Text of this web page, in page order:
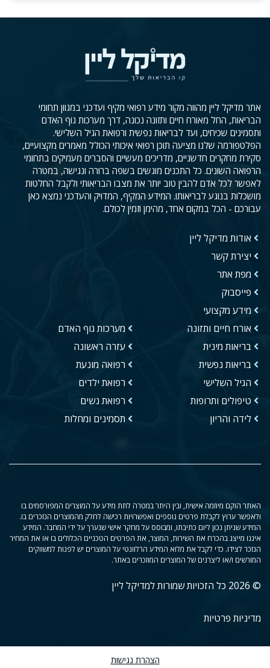
אתר מדיקל ליין מהווה מקור מידע רפואי מקיף ועדכני במגוון תחומי
הבריאות, החל מאורח חיים ותזונה נכונה, דרך מערכות גוף האדם
ותסמינים שכיחים, ועד לבריאות נפשית ורפואת הגיל השלישי.
הפלטפורמה שלנו מציעה תוכן רפואי איכותי הכולל מאמרים מקצועיים,
סקירת מחקרים חדשניים, מדריכים מעשיים והסברים מעמיקים בתחומי
הרפואה השונים. כל התכנים מוגשים בשפה ברורה ונגישה, במטרה
לאפשר לכל אדם להבין טוב יותר את מצבו הבריאותי ולקבל החלטות
מושכלות בנוגע לבריאותו. המידע המקיף, המדויק והעדכני נמצא כאן
עבורכם - הכל במקום אחד, מהימן וזמין לכולם.
אודות מדיקל ליין
יצירת קשר
מפת אתר
פייסבוק
מידע מקצועי
אורח חיים ותזונה
בריאות מינית
בריאות נפשית
הגיל השלישי
טיפולים ותרופות
לידה והריון
מערכות גוף האדם
עזרה ראשונה
רפואה מונעת
רפואת ילדים
רפואת נשים
תסמינים ומחלות
האתר הוקם מיוזמה אישית, ובין היתר במטרה לתת מידע על המוצרים המפורסמים בו
ולאפשר ערוץ לקבלת פרטים נוספים ואפשרויות רכישה לחלק מהמוצרים הנזכרים בו.
המידע שניתן נכון ליום כתיבתו, ומבוסס על מחקר אישי שנערך על ידי המחבר. המידע
איננו מייצג בהכרח את השירות, המוצר, את הפרטים הטכניים הכלולים בו או את המחיר
הנזכר לצידו. כדי לקבל את מלוא המידע הרלוונטי על המוצרים יש לפנות למשווקים
המורשים ו/או ליצרנים של המוצרים המוזכרים באתר.
© 2026 כל הזכויות שמורות למדיקל ליין
מדיניות פרטיות
הצהרת נגישות